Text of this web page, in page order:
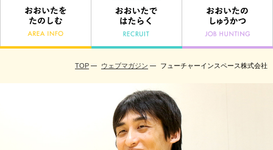
TOP ウェブマガジン フューチャーインスペース株式会社